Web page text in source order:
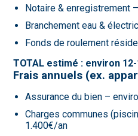
Notaire & enregistrement
Branchement eau &
Fonds de roulement
TOTAL estimé : environ
Frais annuels (ex.
Assurance du bien –
Charges communes
1.400€/an